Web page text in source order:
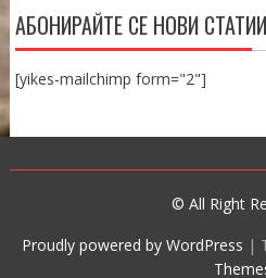
АБОНИРАЙТЕ СЕ НОВИ
[yikes-mailchimp form="2"]
© All Right
Proudly powered by WordPress |